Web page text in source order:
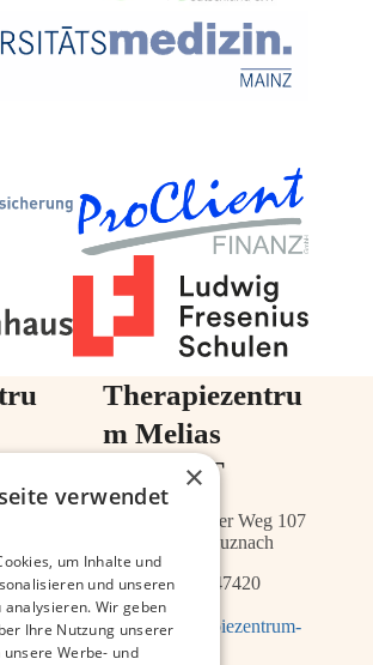
Therapiezentru
m Melias
im ZIMT
Schwabenheimer Weg 107
55543 Bad Kreuznach
0671 – 21547420
info@therapiezentrum-
melias.de
×
verwendet
um Inhalte und
und unseren
Wir geben
Ihre Nutzung unserer
Werbe- und